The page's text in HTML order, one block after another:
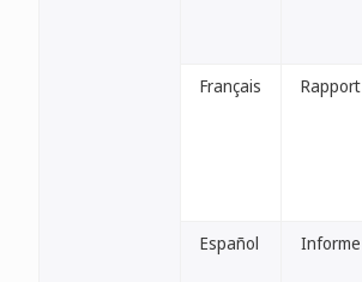
Français Rapport
Español Informe